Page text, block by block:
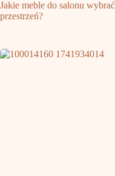
Jakie meble do salonu
przestrzeń?